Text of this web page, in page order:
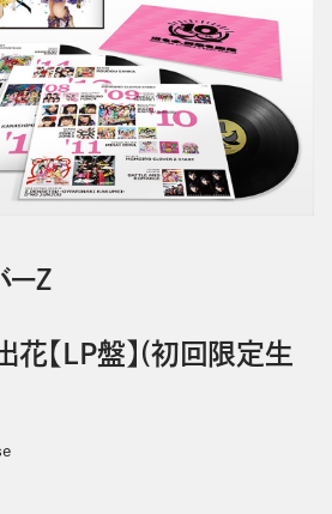
Ｚ
花【LP盤】(初回限定生